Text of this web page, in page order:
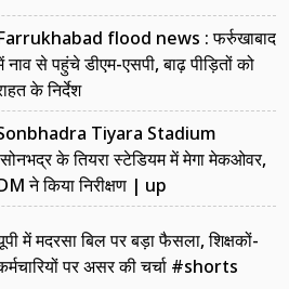
flood news : फर्रुखाबाद
नाव से पहुंचे डीएम-एसपी, बाढ़ पीड़ितों को
के निर्देश
Tiyara Stadium
के तियरा स्टेडियम में मेगा मेकओवर,
ने किया निरीक्षण | up
में मदरसा बिल पर बड़ा फैसला, शिक्षकों-
पर असर की चर्चा #shorts